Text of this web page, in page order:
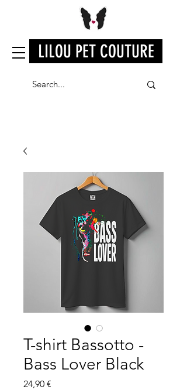
LILOU PET COUTURE
T-shirt Bassotto -
Bass Lover Black
24,90 €